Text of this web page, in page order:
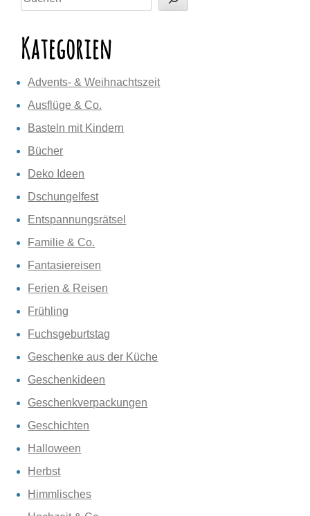
Kategorien
Advents- & Weihnachtszeit
Ausflüge & Co.
Basteln mit Kindern
Bücher
Deko Ideen
Dschungelfest
Entspannungsrätsel
Familie & Co.
Fantasiereisen
Ferien & Reisen
Frühling
Fuchsgeburtstag
Geschenke aus der Küche
Geschenkideen
Geschenkverpackungen
Geschichten
Halloween
Herbst
Himmlisches